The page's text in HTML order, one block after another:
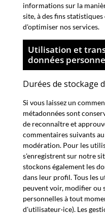
informations sur la
site, à des fins
d'optimiser nos services.
Utilisation et
données
Durées de stockage
Si vous laissez un
métadonnées sont
de reconnaître et
commentaires suivants
modération. Pour les
s'enregistrent sur notre
stockons également les
dans leur profil. Tous les
peuvent voir, modifier
personnelles à tout
d'utilisateur·ice). Les